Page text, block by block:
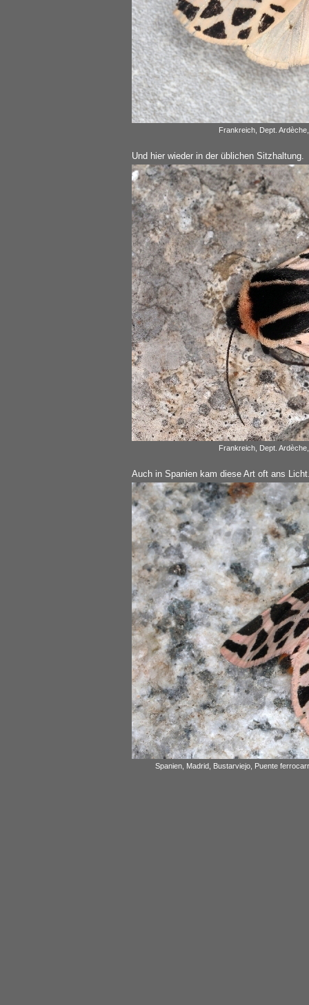
Frankreich, Dept.
Und hier wieder in der üblichen Sitzhaltung.
Frankreich, Dept.
Auch in Spanien kam diese Art oft ans
Spanien, Madrid, Bustarviejo, Puente